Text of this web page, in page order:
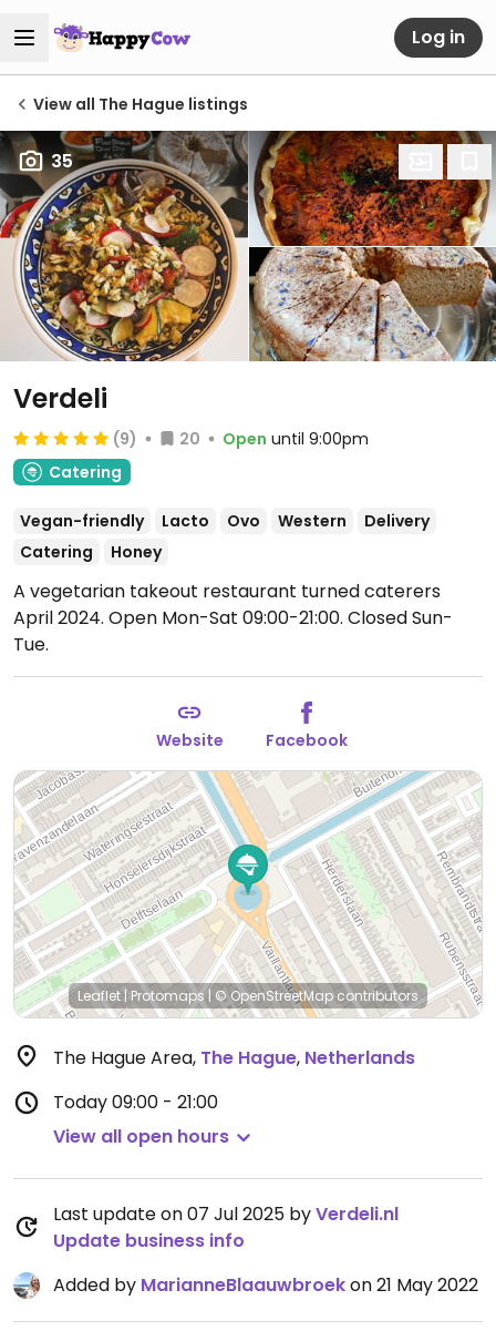
Log in
View all The Hague listings
35
Verdeli
(9) 20 Open until 9:00pm
Catering
Vegan-friendly Lacto Ovo Western
Delivery
Catering
Honey
A vegetarian takeout restaurant turned caterers
April 2024. Open Mon-Sat 09:00-21:00. Closed Sun-
Tue.
Website Facebook
Leaflet |Protomaps| © OpenStreetMapcontributors
The Hague Area, The Hague, Netherlands
Today09:00 - 21:00
View all open hours
Last update on 07 Jul 2025 byVerdeli.nl
Update business info
Added by MarianneBlaauwbroekon 21 May 2022